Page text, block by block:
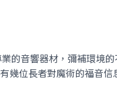
音響器材，彌補環境的
幾位長者對魔術的福音信